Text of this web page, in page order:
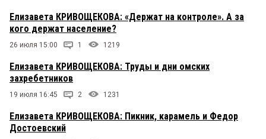
Елизавета КРИВОЩЕКОВА: «Держат на контроле». А за
кого держат население?
26 июля 15:00 1 1219
Елизавета КРИВОЩЕКОВА: Труды и дни омских
захребетников
19 июля 16:45 2 1231
Елизавета КРИВОЩЕКОВА: Пикник, карамель и Федор
Достоевский